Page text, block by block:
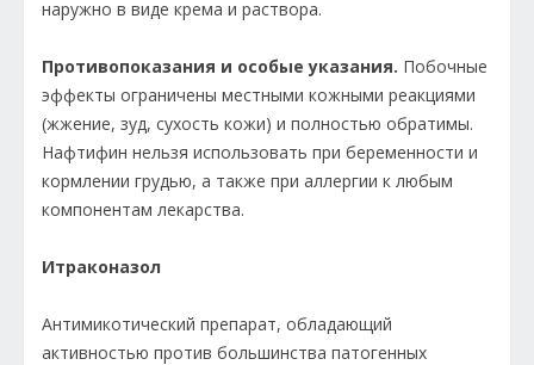
наружно в виде крема и раствора.
Противопоказания и особые указания. Побочные
эффекты ограничены местными кожными реакциями
(жжение, зуд, сухость кожи) и полностью обратимы.
Нафтифин нельзя использовать при беременности и
кормлении грудью, а также при аллергии к любым
компонентам лекарства.
Итраконазол
Антимикотический препарат, обладающий
активностью против большинства патогенных